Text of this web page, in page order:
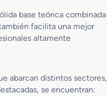
base teórica combinada
facilita una mejor
altamente
abarcan distintos sectores,
se encuentran: